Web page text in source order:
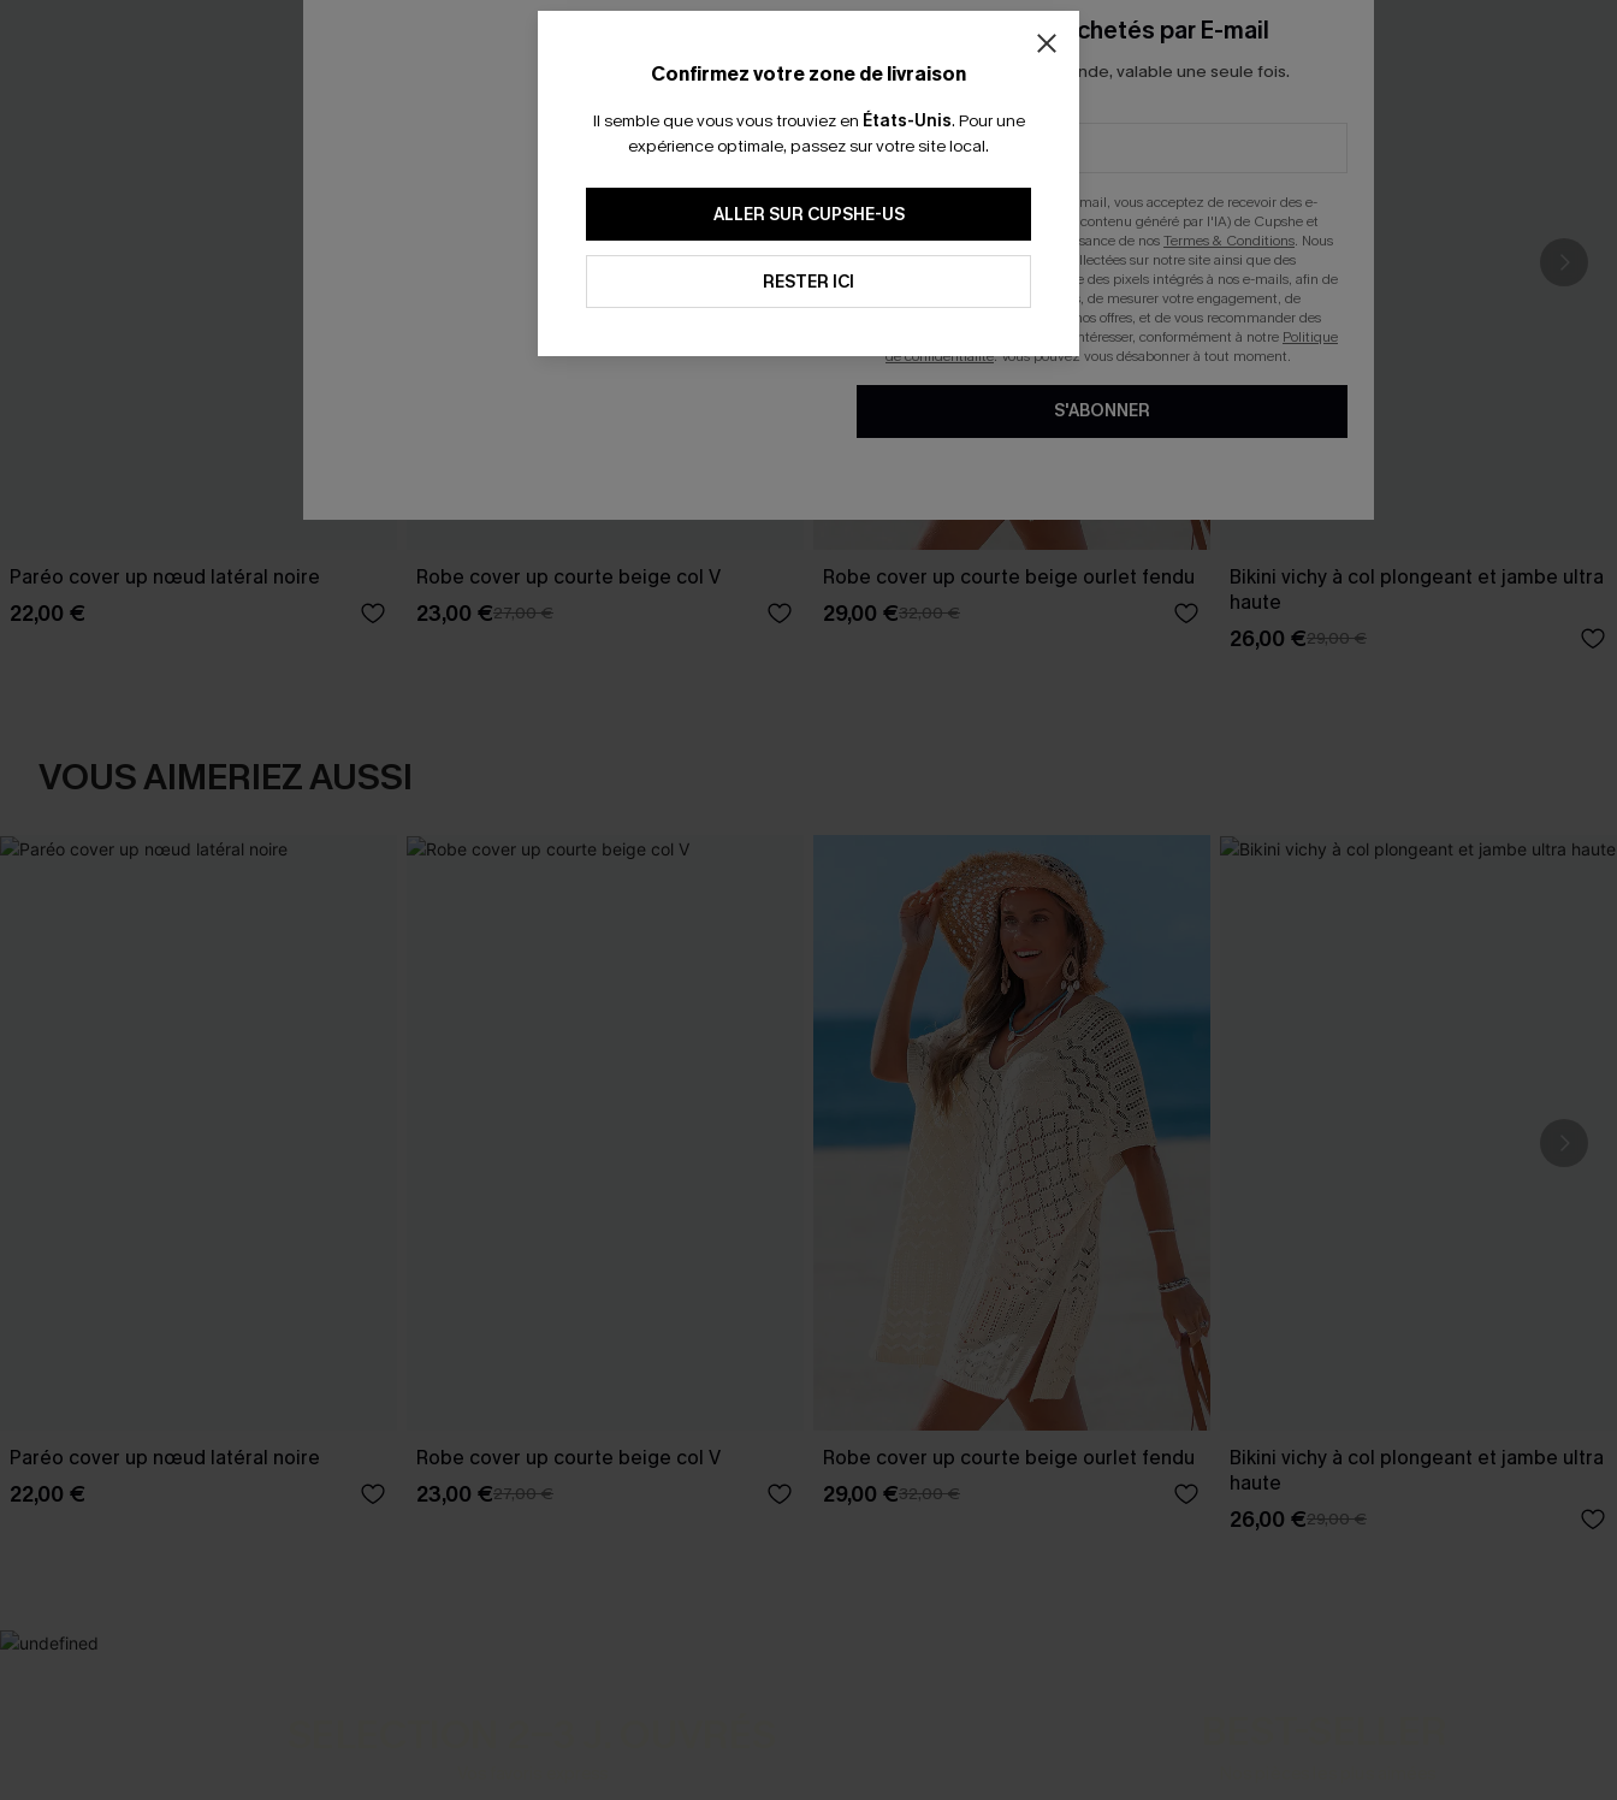
Paréo cover up nœud latéral noire
22,00 €
Robe cover up courte beige col V
23,00 €27,00 €
Robe cover up courte beige ourlet fendu
29,00 €32,00 €
Bikini vichy à col plongeant et jambe ultra
haute
26,00 €29,00 €
VOUS AIMERIEZ AUSSI
Paréo cover up nœud latéral noire
22,00 €
Robe cover up courte beige col V
23,00 €27,00 €
Robe cover up courte beige ourlet fendu
29,00 €32,00 €
Bikini vichy à col plongeant et jambe ultra
haute
26,00 €29,00 €
Confirmez votre zone de livraison
Il semble que vous vous trouviez en États-Unis. Pour une
expérience optimale, passez sur votre site local.
ALLER SUR CUPSHE-US
RESTER ICI
-15% dès 2 Achetés par E-mail
*Un code par commande, valable une seule fois.
En soumettant votre adresse e-mail, vous acceptez de recevoir des e-
mails marketing (y compris du contenu généré par l'IA) de Cupshe et
reconnaissez avoir pris connaissance de nosTermes & Conditions. Nous
pouvons utiliser les données collectées sur notre site ainsi que des
technologies de suivi, telles que des pixels intégrés à nos e-mails, afin de
savoir si ceux-ci ont été ouverts, de mesurer votre engagement, de
personnaliser nos contenus et nos offres, et de vous recommander des
produits susceptibles de vous intéresser, conformément à notre Politique
de confidentialité. Vous pouvez vous désabonner à tout moment.
S'ABONNER